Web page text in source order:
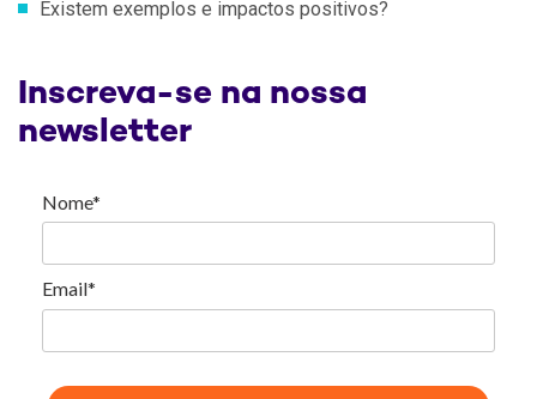
Existem exemplos e impactos positivos?
Inscreva-se na nossa
newsletter
Nome*
Email*